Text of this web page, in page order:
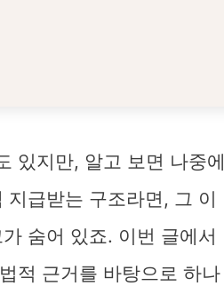
있지만, 알고 보면 나중에
급받는 구조라면, 그 이
숨어 있죠. 이번 글에서
적 근거를 바탕으로 하나